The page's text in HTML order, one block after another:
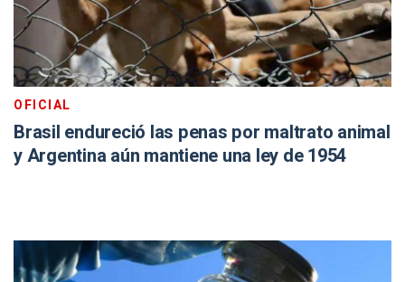
OFICIAL
Brasil endureció las penas por maltrato animal
y Argentina aún mantiene una ley de 1954